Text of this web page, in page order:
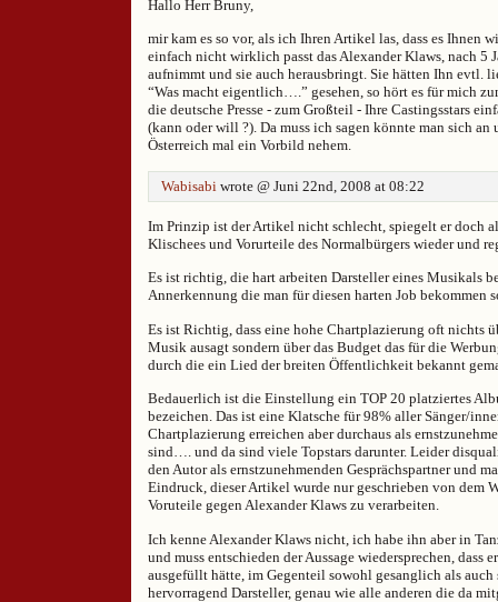
Hallo Herr Bruny,
mir kam es so vor, als ich Ihren Artikel las, dass es Ihnen
einfach nicht wirklich passt das Alexander Klaws, nach 5
aufnimmt und sie auch herausbringt. Sie hätten Ihn evtl.
“Was macht eigentlich….” gesehen, so hört es für mich
die deutsche Presse - zum Großteil - Ihre Castingsstars
(kann oder will ?). Da muss ich sagen könnte man sich an
Österreich mal ein Vorbild nehem.
Wabisabi wrote @ Juni 22nd, 2008 at 08:22
Im Prinzip ist der Artikel nicht schlecht, spiegelt er doch
Klischees und Vorurteile des Normalbürgers wieder und
Es ist richtig, die hart arbeiten Darsteller eines Musikals
Annerkennung die man für diesen harten Job bekommen
Es ist Richtig, dass eine hohe Chartplazierung oft nichts
Musik ausagt sondern über das Budget das für die
durch die ein Lied der breiten Öffentlichkeit bekannt
Bedauerlich ist die Einstellung ein TOP 20 platziertes
bezeichen. Das ist eine Klatsche für 98% aller Sänger/
Chartplazierung erreichen aber durchaus als
sind…. und da sind viele Topstars darunter. Leider
den Autor als ernstzunehmenden Gesprächspartner und
Eindruck, dieser Artikel wurde nur geschrieben von dem
Voruteile gegen Alexander Klaws zu verarbeiten.
Ich kenne Alexander Klaws nicht, ich habe ihn aber in
und muss entschieden der Aussage wiedersprechen, dass
ausgefüllt hätte, im Gegenteil sowohl gesanglich als auch
hervorragend Darsteller, genau wie alle anderen die da